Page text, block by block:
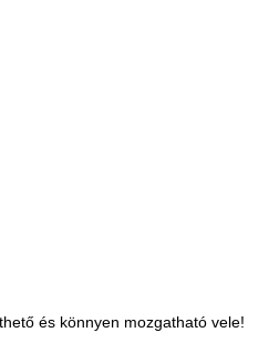
és könnyen mozgatható vele!